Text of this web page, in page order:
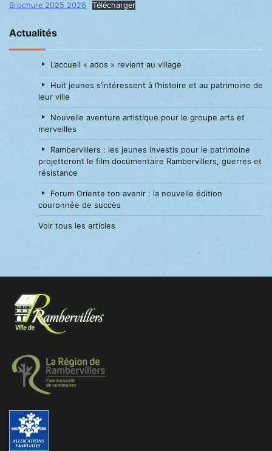
Brochure 2025 2026 Télécharger
Actualités
L’accueil « ados » revient au village
Huit jeunes s’intéressent à l’histoire et au patrimoine de
leur ville
Nouvelle aventure artistique pour le groupe arts et
merveilles
Rambervillers : les jeunes investis pour le patrimoine
projetteront le film documentaire Rambervillers, guerres et
résistance
Forum Oriente ton avenir : la nouvelle édition
couronnée de succès
Voir tous les articles